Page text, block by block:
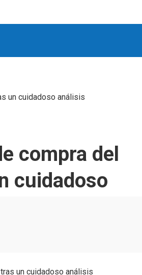
un cuidadoso análisis
compra del
cuidadoso